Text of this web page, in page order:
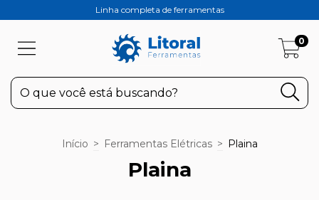
Linha completa de ferramentas
0
Início > Ferramentas Elétricas > Plaina
Plaina